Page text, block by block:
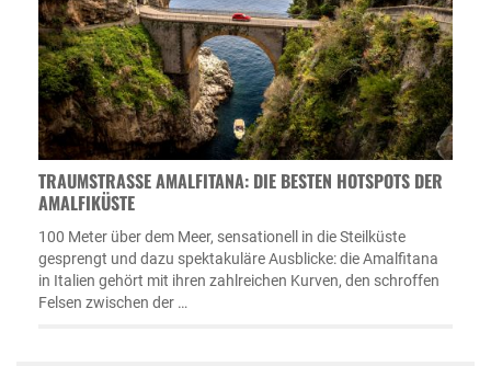
TRAUMSTRASSE AMALFITANA: DIE BESTEN HOTSPOTS DER A
MALFIKÜSTE
100 Meter über dem Meer, sensationell in die Steilküste
gesprengt und dazu spektakuläre Ausblicke: die Amalfitana
in Italien gehört mit ihren zahlreichen Kurven, den schroffen
Felsen zwischen der …